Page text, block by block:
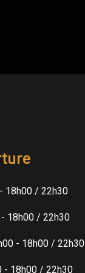
18h00 / 22h30
18h00 / 22h30
- 18h00 / 22h30
- 18h00 / 22h30